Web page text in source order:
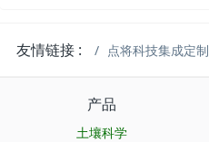
友情链接 : 点将科技集成定制
产品
土壤科学